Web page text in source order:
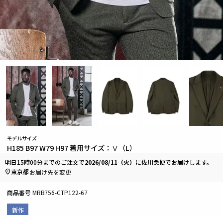
新作
モデルサイズ
H185 B97 W79 H97 着用サイズ：Ⅴ（L）
商品番号 MRB756-CTP122-67
明日15時00分までのご注文で2026/08/11（火） に佐川急便でお届けします。
東京都お届け先を変更